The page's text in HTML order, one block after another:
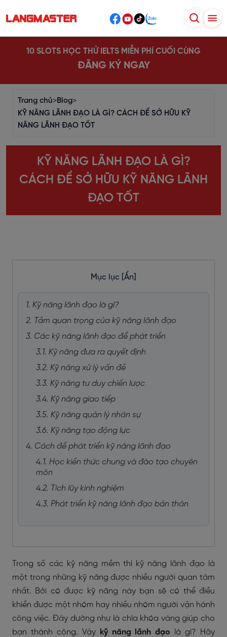
10 SLOTS HỌC THỬ IELTS MIỄN PHÍ CUỐI CÙNG
ĐĂNG KÝ NGAY
Trang chủ>Blog>
KỸ NĂNG LÃNH ĐẠO LÀ GÌ? CÁCH ĐỂ SỞ HỮU KỸ
NĂNG LÃNH ĐẠO TỐT
KỸ NĂNG LÃNH ĐẠO LÀ GÌ?
CÁCH ĐỂ SỞ HỮU KỸ NĂNG LÃNH
ĐẠO TỐT
Mục lục [Ẩn]
1. Kỹ năng lãnh đạo là gì?
2. Tầm quan trọng của kỹ năng lãnh đạo
3. Các kỹ năng lãnh đạo để phát triển
3.1. Kỹ năng đưa ra quyết định
3.2. Kỹ năng xử lý vấn đề
3.3. Kỹ năng tư duy chiến lược
3.4. Kỹ năng giao tiếp
3.5. Kỹ năng quản lý nhân sự
3.6. Kỹ năng tạo động lực
4. Cách để phát triển kỹ năng lãnh đạo
4.1. Học kiến thức chung và đào tạo chuyên
môn
4.2. Tích lũy kinh nghiệm
4.3. Phát triển kỹ năng lãnh đạo bản thân
Trong số các kỹ năng mềm thì kỹ năng lãnh đạo là
một trong những kỹ năng được nhiều người quan tâm
nhất. Bởi có được kỹ năng này bạn sẽ có thể điều
khiển được một nhóm hay nhiều nhóm người vận hành
công việc. Đây dường như là chìa khóa vàng giúp cho
bạn thành công. Vậy
kỹ năng lãnh đạo là gì? Hãy